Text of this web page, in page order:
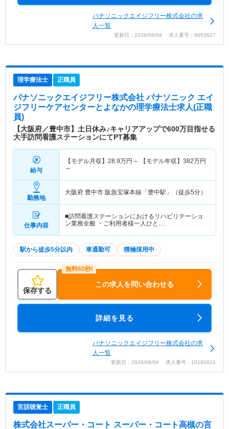
パナソニックエイジフリー株式会社の求
人一覧
更新日：2026/08/04 求人番号：9053627
理学療法士 正職員
パナソニックエイジフリー株式会社 パナソニック エイ
ジフリーケアセンターとよなかの理学療法士求人(正職
員)
【大阪府／豊中市】土日休み♪キャリアアップで600万目指せる
大手訪問看護ステーションにてPT募集
給与
【モデル月収】 28.9万円～ 【モデル年収】 382万円
～
勤務地
大阪府 豊中市 阪急宝塚本線「豊中駅」（徒歩5分）
仕事内容
■訪問看護ステーションにおけるリハビリテーショ
ン業務全般 ・ご利用者様一人ひと…
駅から徒歩5分以内 車通勤可 積極採用中
保存する
この求人を問い合わせる
詳細を見る
パナソニックエイジフリー株式会社の求
人一覧
更新日：2026/08/04 求人番号：10192811
言語聴覚士 正職員
株式会社スーパー・コート スーパー・コート高槻の言